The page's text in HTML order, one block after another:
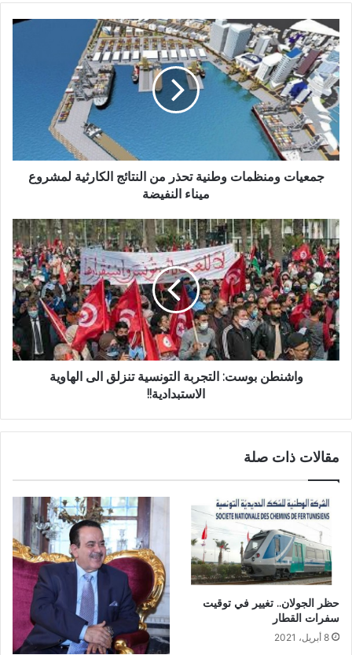
جمعيات ومنظمات وطنية تحذر من النتائج الكارثية لمشروع
ميناء النفيضة
واشنطن بوست: التجربة التونسية تنزلق الى الهاوية
الاستبدادية!!
مقالات ذات صلة
حظر الجولان.. تغيير في توقيت
سفرات القطار
8 أبريل، 2021